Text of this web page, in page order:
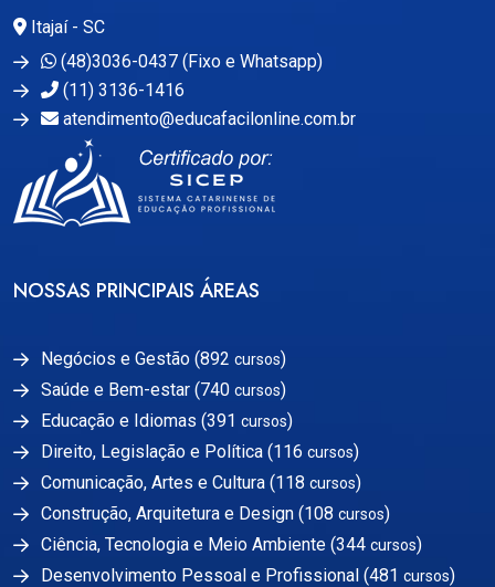
Itajaí - SC
(48)3036-0437 (Fixo e Whatsapp)
(11) 3136-1416
atendimento@educafacilonline.com.br
NOSSAS PRINCIPAIS ÁREAS
Negócios e Gestão (892 cursos)
Saúde e Bem-estar (740 cursos)
Educação e Idiomas (391 cursos)
Direito, Legislação e Política (116 cursos)
Comunicação, Artes e Cultura (118 cursos)
Construção, Arquitetura e Design (108 cursos)
Ciência, Tecnologia e Meio Ambiente (344 cursos)
Desenvolvimento Pessoal e Profissional (481 cursos)